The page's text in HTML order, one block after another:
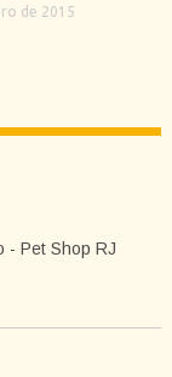
de 2015
- Pet Shop RJ